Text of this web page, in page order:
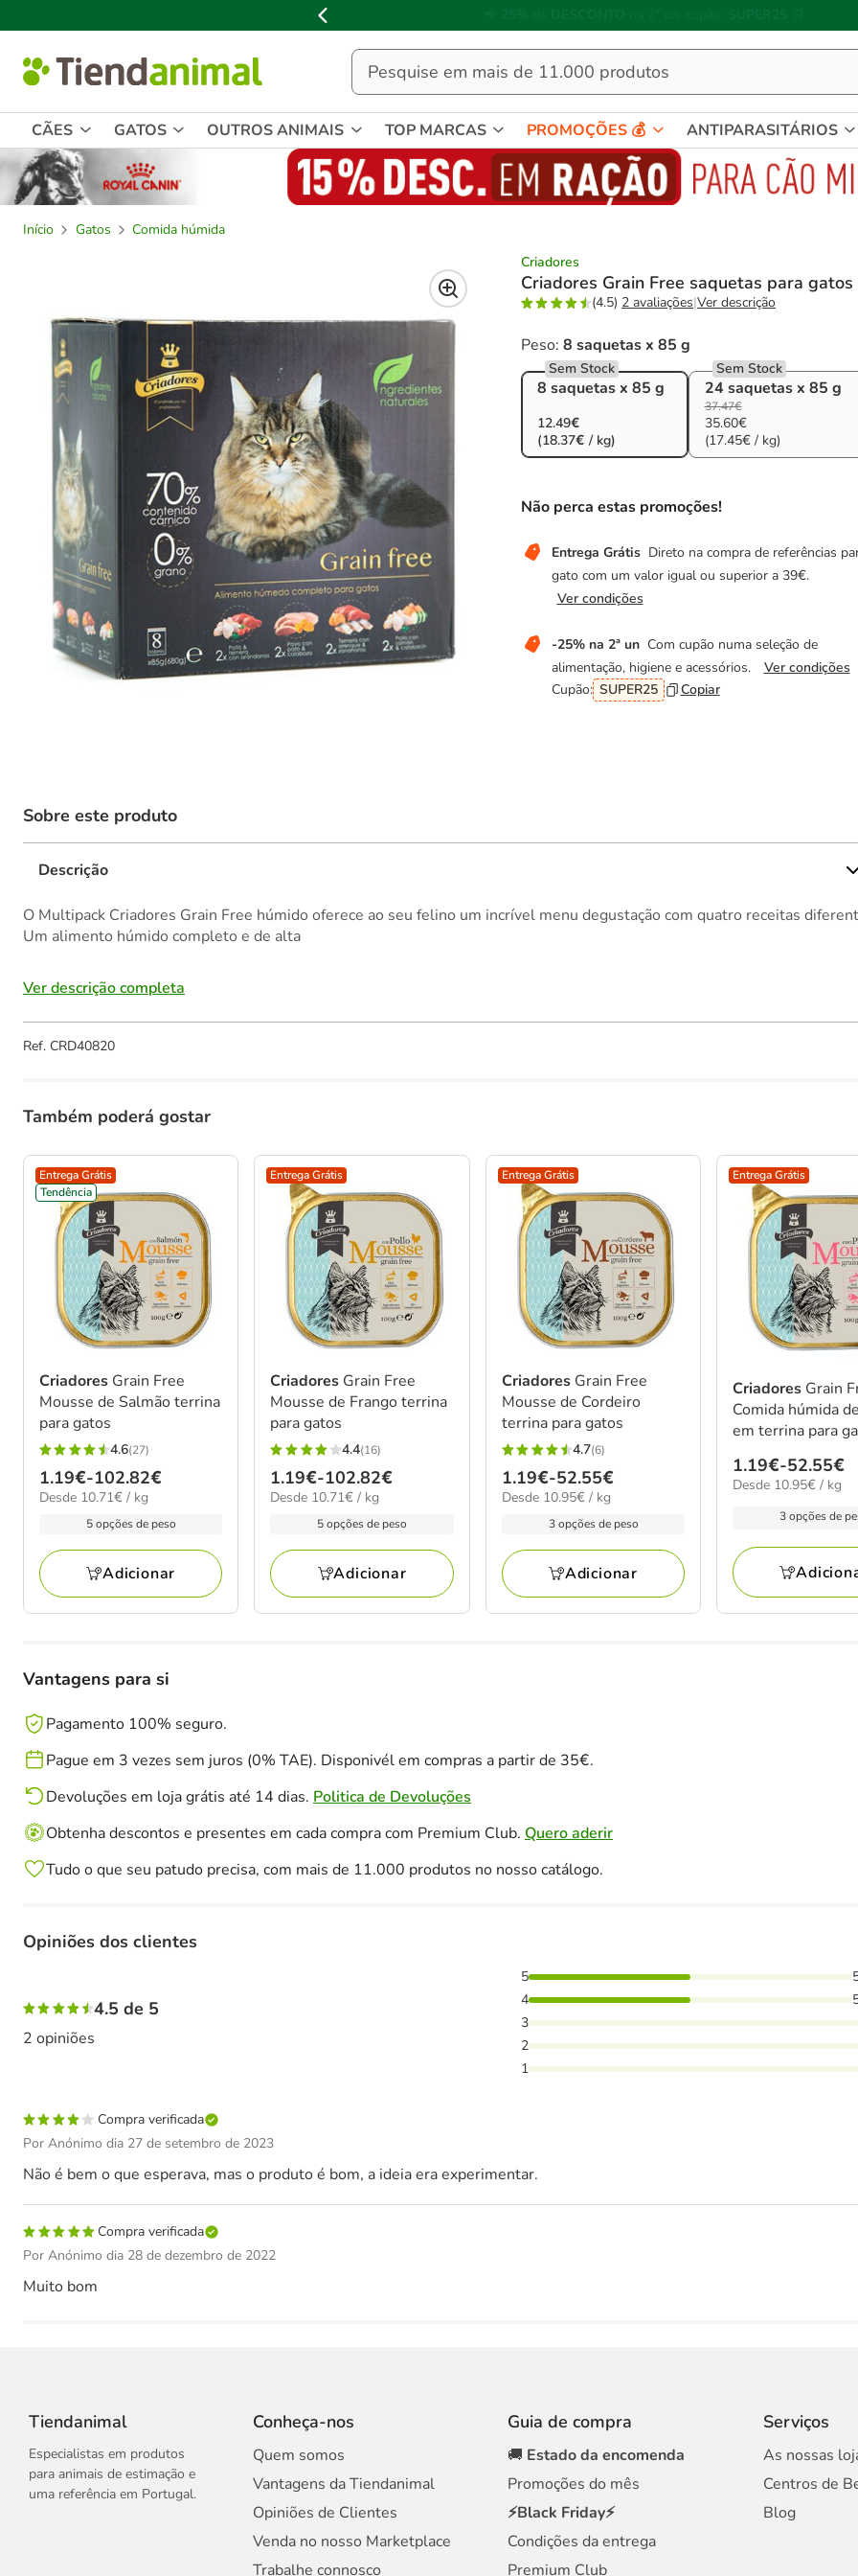
de
mensagem,
CÃES GATOS OUTROS ANIMAIS TOP MARCAS PROMOÇÕES 💰 ANTIPARASITÁRIOS
Início Gatos
Comida húmida
Criadores
Criadores Grain Free saquetas para gatos
(4.5) 2 avaliações|Ver descrição
Peso: 8 saquetas x 85 g
8 saquetas x 85 g
Sem Stock
12.49€
(18.37€ / kg)
24 saquetas x 85 g
Sem Stock
37.47€
35.60€
(17.45€ / kg)
Não perca estas promoções!
Entrega Grátis Direto na compra de referências
gato com um valor igual ou superior a 39€.
Ver condições
-25% na 2ª un Com cupão numa seleção de
alimentação, higiene e acessórios.
Ver condições
Cupão: SUPER25 Copiar
Sobre este produto
Descrição
O Multipack Criadores Grain Free húmido oferece ao seu felino um incrível menu degustação com quatro receitas
Um alimento húmido completo e de alta
Ver descrição completa
Ref. CRD40820
Também poderá gostar
Entrega Grátis
Tendência
Criadores Grain Free
Mousse de Salmão terrina
para gatos
4.6
estrelas
com
avaliações
4.6(27)
Preço
de
102.82€
1.19€-102.82€
10.71€
Desde 10.71€ / kg
5 opções de peso
Adicionar
Entrega Grátis
Criadores Grain Free
Mousse de Frango terrina
para gatos
4.4
estrelas
com
avaliações
4.4(16)
Preço
de
102.82€
1.19€-102.82€
10.71€
Desde 10.71€ / kg
5 opções de peso
Adicionar
Entrega Grátis
Criadores Grain Free
Mousse de Cordeiro
terrina para gatos
4.7
estrelas
com
avaliações
4.7(6)
Preço
de
52.55€
1.19€-52.55€
10.95€
Desde 10.95€ / kg
3 opções de peso
Adicionar
Entrega Grátis
Criadores Grain
Comida húmida de
em terrina para
Preço
de
52.55€
1.19€-52.55€
10.95€
Desde 10.95€ / kg
3 opções de
Vantagens para si
Pagamento 100% seguro.
Pague em 3 vezes sem juros (0% TAE). Disponivél em compras a partir de 35€.
Devoluções em loja grátis até 14 dias. Politica de Devoluções
Obtenha descontos e presentes em cada compra com Premium Club. Quero aderir
Tudo o que seu patudo precisa, com mais de 11.000 produtos no nosso catálogo.
Opiniões dos clientes
4.5 de 5
2 opiniões
50% das pessoas avaliaram com 5 estrelas, 50% das pessoas avaliaram com 4 estrelas,
5
4
3
2
1
Compra verificada
Por Anónimo dia 27 de setembro de 2023
Não é bem o que esperava, mas o produto é bom, a ideia era experimentar.
Compra verificada
Por Anónimo dia 28 de dezembro de 2022
Muito bom
Tiendanimal
Especialistas em produtos
para animais de estimação e
uma referência em Portugal.
Conheça-nos
Quem somos
Vantagens da Tiendanimal
Opiniões de Clientes
Venda no nosso Marketplace
Trabalhe connosco
Guia de compra
🚚 Estado da encomenda
Promoções do mês
⚡Black Friday⚡
Condições da entrega
Premium Club
Serviços
As nossas
Centros de
Blog